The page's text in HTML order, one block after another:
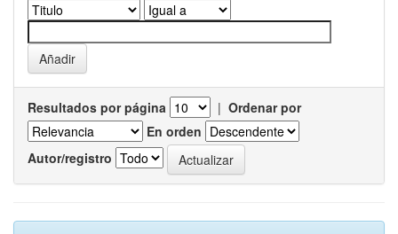
Resultados por página | Ordenar por
En orden
Autor/registro